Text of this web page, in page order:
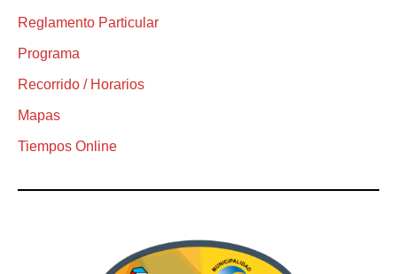
Reglamento Particular
Programa
Recorrido / Horarios
Mapas
Tiempos Online